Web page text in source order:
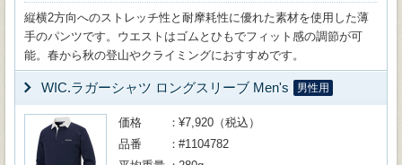
縦横2方向へのストレッチ性と耐摩耗性に優れた素材を使用した薄
手のパンツです。ウエストはゴムとひもでフィット感の調節が可
能。春から秋の登山やクライミングにおすすめです。
WIC.ラガーシャツ ロングスリーブ Men's 男性用
価格
¥7,920（税込）
品番
#1104782